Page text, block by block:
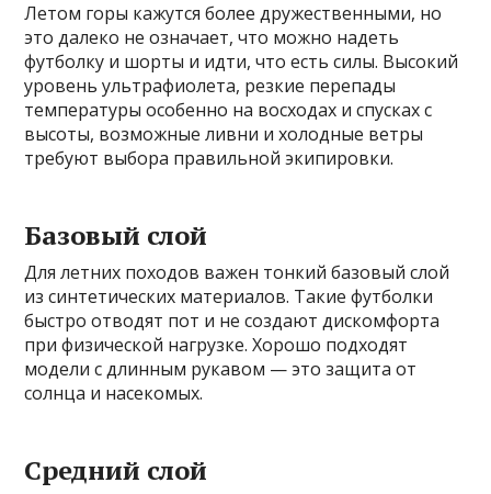
Летом горы кажутся более дружественными, но
это далеко не означает, что можно надеть
футболку и шорты и идти, что есть силы. Высокий
уровень ультрафиолета, резкие перепады
температуры особенно на восходах и спусках с
высоты, возможные ливни и холодные ветры
требуют выбора правильной экипировки.
Базовый слой
Для летних походов важен тонкий базовый слой
из синтетических материалов. Такие футболки
быстро отводят пот и не создают дискомфорта
при физической нагрузке. Хорошо подходят
модели с длинным рукавом — это защита от
солнца и насекомых.
Средний слой